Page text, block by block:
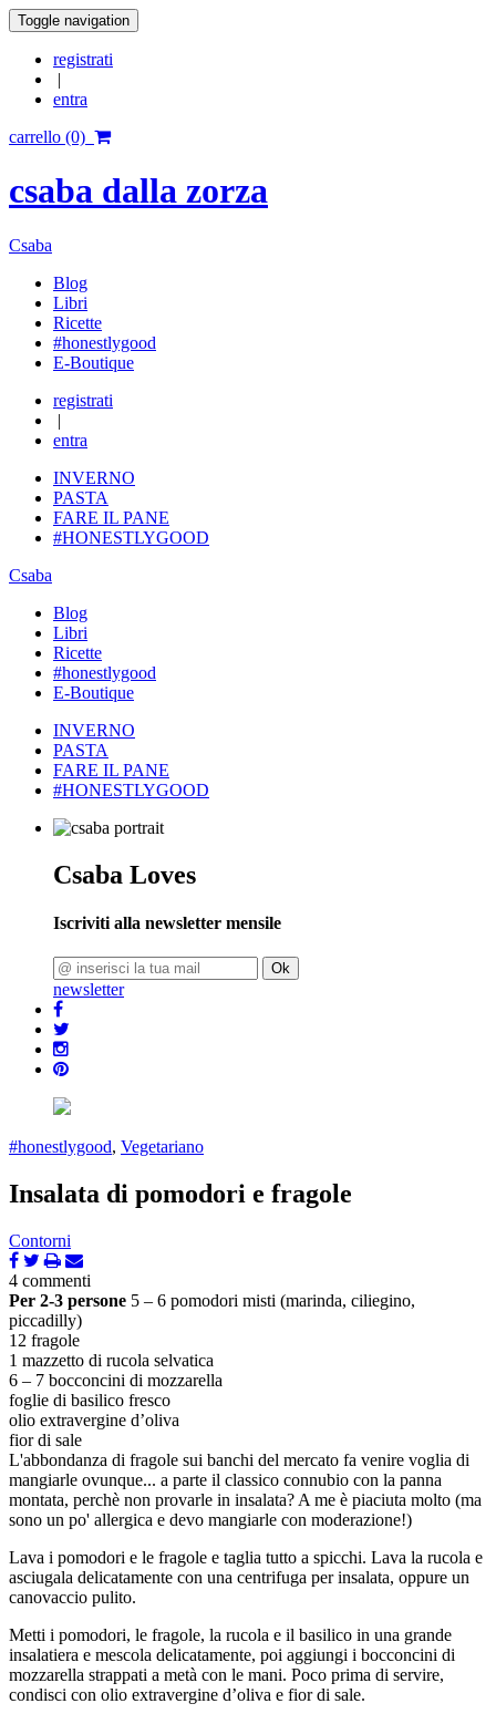
Toggle navigation
registrati
|
entra
carrello (0)
csaba dalla zorza
Csaba
Blog
Libri
Ricette
#honestlygood
E-Boutique
registrati
|
entra
INVERNO
PASTA
FARE IL PANE
#HONESTLYGOOD
Csaba
Blog
Libri
Ricette
#honestlygood
E-Boutique
INVERNO
PASTA
FARE IL PANE
#HONESTLYGOOD
Csaba Loves
Iscriviti alla newsletter mensile
Ok
newsletter
#honestlygood, Vegetariano
Insalata di pomodori e fragole
Contorni
4 commenti
Per 2-3 persone 5 – 6 pomodori misti (marinda, ciliegino,
piccadilly)
12 fragole
1 mazzetto di rucola selvatica
6 – 7 bocconcini di mozzarella
foglie di basilico fresco
olio extravergine d’oliva
fior di sale
L'abbondanza di fragole sui banchi del mercato fa venire voglia di
mangiarle ovunque... a parte il classico connubio con la panna
montata, perchè non provarle in insalata? A me è piaciuta molto (ma
sono un po' allergica e devo mangiarle con moderazione!)
Lava i pomodori e le fragole e taglia tutto a spicchi. Lava la rucola e
asciugala delicatamente con una centrifuga per insalata, oppure un
canovaccio pulito.
Metti i pomodori, le fragole, la rucola e il basilico in una grande
insalatiera e mescola delicatamente, poi aggiungi i bocconcini di
mozzarella strappati a metà con le mani. Poco prima di servire,
condisci con olio extravergine d’oliva e fior di sale.